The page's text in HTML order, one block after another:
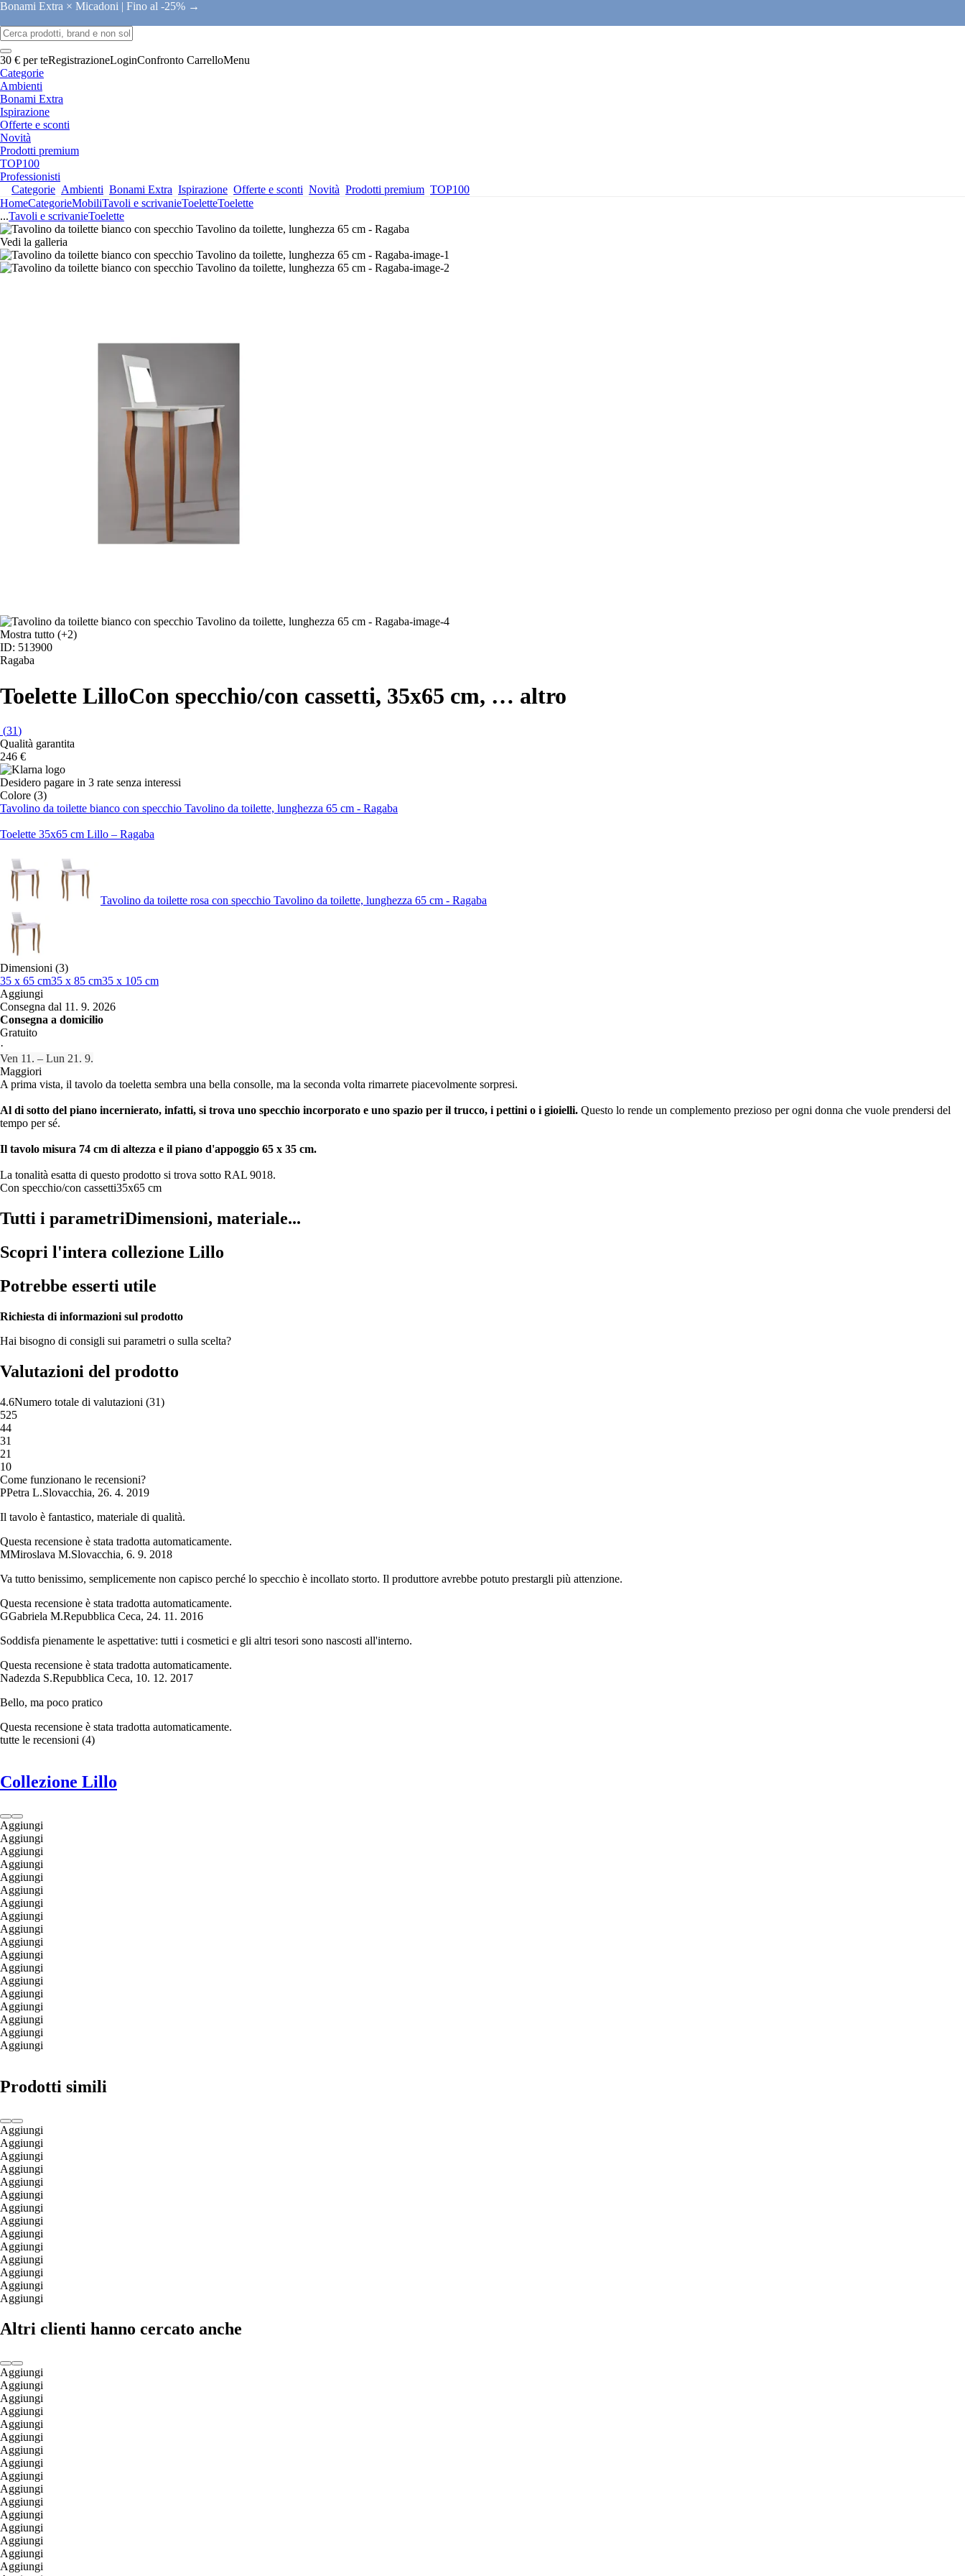
Bonami Extra × Micadoni | Fino al -25% →
30 € per teRegistrazioneLoginConfronto CarrelloMenu
Categorie
Ambienti
Bonami Extra
Ispirazione
Offerte e sconti
Novità
Prodotti premium
TOP100
Professionisti
Categorie Ambienti Bonami Extra Ispirazione Offerte e sconti Novità Prodotti premium TOP100
HomeCategorieMobiliTavoli e scrivanieToeletteToelette
...Tavoli e scrivanieToelette
Vedi la galleria
Mostra tutto (+2)
ID: 513900
Ragaba
Toelette LilloCon specchio/con cassetti, 35x65 cm, … altro
(31)
Qualità garantita
246 €
Desidero pagare in 3 rate senza interessi
Colore (3)
Tavolino da toilette bianco con specchio Tavolino da toilette, lunghezza 65 cm - Ragaba
Toelette 35x65 cm Lillo – Ragaba
Tavolino da toilette rosa con specchio Tavolino da toilette, lunghezza 65 cm - Ragaba
Dimensioni (3)
35 x 65 cm35 x 85 cm35 x 105 cm
Aggiungi
Consegna dal 11. 9. 2026
Consegna a domicilio
Gratuito
·
Ven 11. – Lun 21. 9.
Maggiori
A prima vista, il tavolo da toeletta sembra una bella consolle, ma la seconda volta rimarrete piacevolmente sorpresi.
Al di sotto del piano incernierato, infatti, si trova uno specchio incorporato e uno spazio per il trucco, i pettini o i gioielli. Questo lo rende un complemento prezioso per ogni donna che vuole prendersi del
tempo per sé.
Il tavolo misura 74 cm di altezza e il piano d'appoggio 65 x 35 cm.
La tonalità esatta di questo prodotto si trova sotto RAL 9018.
Con specchio/con cassetti35x65 cm
Tutti i parametriDimensioni, materiale...
Scopri l'intera collezione Lillo
Potrebbe esserti utile
Richiesta di informazioni sul prodotto
Hai bisogno di consigli sui parametri o sulla scelta?
Valutazioni del prodotto
4.6Numero totale di valutazioni (31)
525
44
31
21
10
Come funzionano le recensioni?
PPetra L.Slovacchia, 26. 4. 2019
Il tavolo è fantastico, materiale di qualità.
Questa recensione è stata tradotta automaticamente.
MMiroslava M.Slovacchia, 6. 9. 2018
Va tutto benissimo, semplicemente non capisco perché lo specchio è incollato storto. Il produttore avrebbe potuto prestargli più attenzione.
Questa recensione è stata tradotta automaticamente.
GGabriela M.Repubblica Ceca, 24. 11. 2016
Soddisfa pienamente le aspettative: tutti i cosmetici e gli altri tesori sono nascosti all'interno.
Questa recensione è stata tradotta automaticamente.
Nadezda S.Repubblica Ceca, 10. 12. 2017
Bello, ma poco pratico
Questa recensione è stata tradotta automaticamente.
tutte le recensioni (4)
Collezione Lillo
Aggiungi
Aggiungi
Aggiungi
Aggiungi
Aggiungi
Aggiungi
Aggiungi
Aggiungi
Aggiungi
Aggiungi
Aggiungi
Aggiungi
Aggiungi
Aggiungi
Aggiungi
Aggiungi
Aggiungi
Aggiungi
Prodotti simili
Aggiungi
Aggiungi
Aggiungi
Aggiungi
Aggiungi
Aggiungi
Aggiungi
Aggiungi
Aggiungi
Aggiungi
Aggiungi
Aggiungi
Aggiungi
Aggiungi
Altri clienti hanno cercato anche
Aggiungi
Aggiungi
Aggiungi
Aggiungi
Aggiungi
Aggiungi
Aggiungi
Aggiungi
Aggiungi
Aggiungi
Aggiungi
Aggiungi
Aggiungi
Aggiungi
Aggiungi
Aggiungi